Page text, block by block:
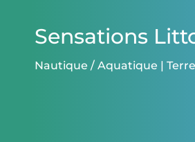
Sensations
Nautique / Aquatique |